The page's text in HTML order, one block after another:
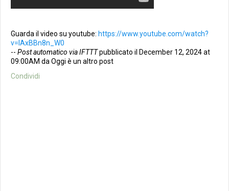
Guarda il video su youtube: https://www.youtube.com/watch?
v=IAxBBn8n_W0
-- Post automatico via IFTTTpubblicato il December 12, 2024 at
09:00AM da Oggi è un altro post
Condividi